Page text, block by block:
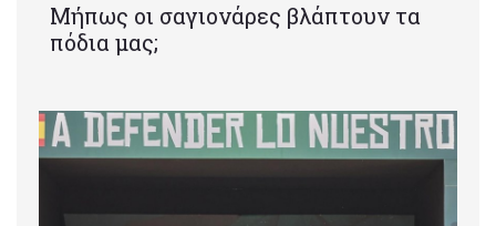
Μήπως οι σαγιονάρες βλάπτουν τα
πόδια μας;